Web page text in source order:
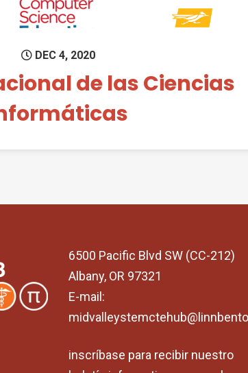
DEC 4, 2020
de las Ciencias
6500 Pacific Blvd SW (CC-212)
Albany, OR 97321
E-mail:
inscríbase para recibir nuestro